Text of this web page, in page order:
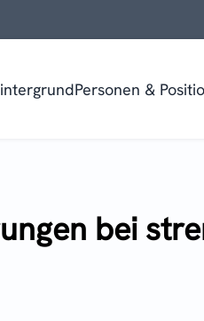
Personen &
bei